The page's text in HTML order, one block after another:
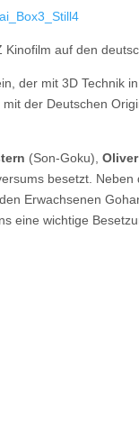
auf den
der mit 3D Technik
der Deutschen
(Son-Goku),
besetzt.
Erwachsenen
eine wichtige